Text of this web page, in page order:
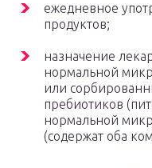
ежедневное
продуктов;
назначение
нормальной
или
пребиотиков
нормальной
(содержат оба